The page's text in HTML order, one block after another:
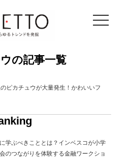
toggle
の記事一覧
ピカチュウが大量発生！かわいいフ
学ぶべきこととは？インベスコが小学
のつながりを体験する金融ワークショ